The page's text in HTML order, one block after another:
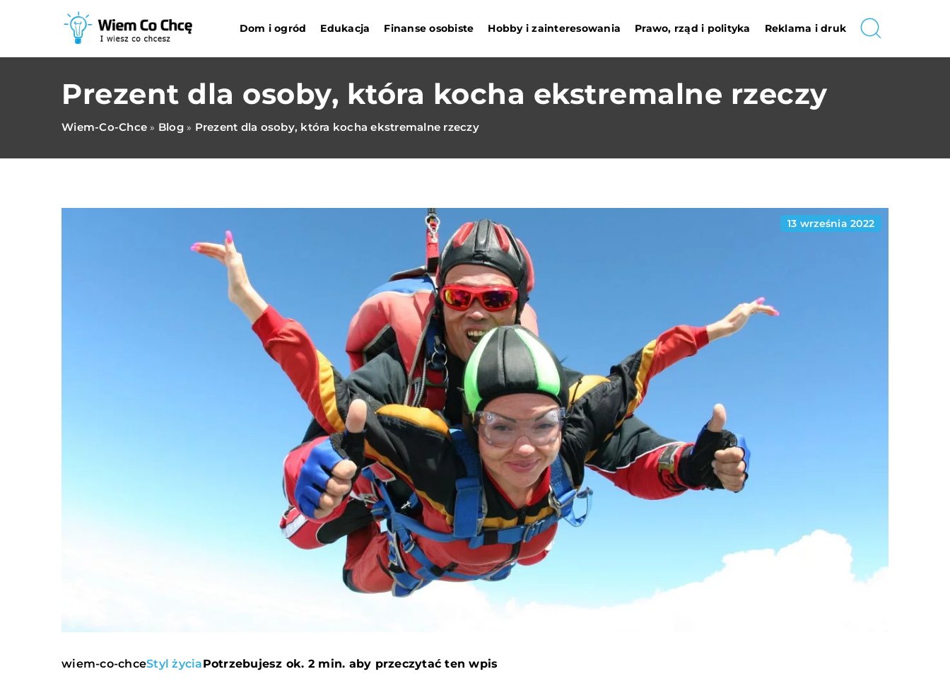
Dom i ogród Edukacja Finanse osobiste Hobby i zainteresowania Prawo, rząd i polityka Reklama i druk
Prezent dla osoby, która kocha ekstremalne rzeczy
Wiem-Co-Chce » Blog» Prezent dla osoby, która kocha ekstremalne rzeczy
13 września 2022
wiem-co-chceStyl życiaPotrzebujesz ok. 2 min. aby przeczytać ten wpis